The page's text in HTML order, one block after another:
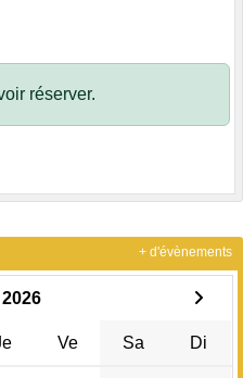
réserver.
Ve Sa Di
+ d'évènements